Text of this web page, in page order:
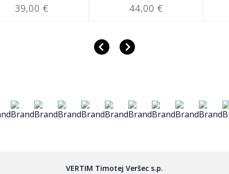
€ 44,00 €
VERTIM Timotej Veršec s.p.